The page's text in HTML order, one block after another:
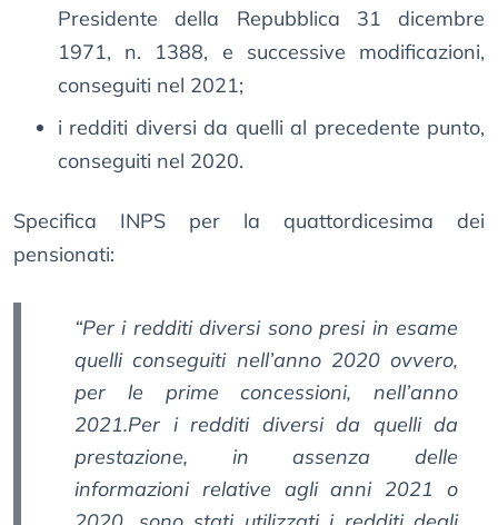
Presidente della Repubblica 31 dicembre
1971, n. 1388, e successive modificazioni,
conseguiti nel 2021;
i redditi diversi da quelli al precedente punto,
conseguiti nel 2020.
Specifica INPS per la quattordicesima dei
pensionati:
“Per i redditi diversi sono presi in esame
quelli conseguiti nell’anno 2020 ovvero,
per le prime concessioni, nell’anno
2021.Per i redditi diversi da quelli da
prestazione, in assenza delle
informazioni relative agli anni 2021 o